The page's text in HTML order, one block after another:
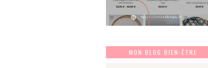
MON BLOG BIEN-ÊTRE